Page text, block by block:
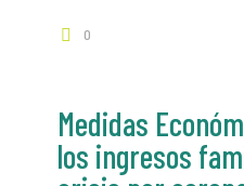
0
Medidas
los ingresos